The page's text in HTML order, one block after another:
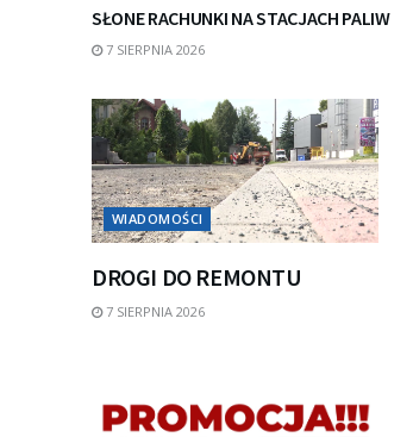
SŁONE RACHUNKI NA STACJACH PALIW
7 SIERPNIA 2026
WIADOMOŚCI
DROGI DO REMONTU
7 SIERPNIA 2026